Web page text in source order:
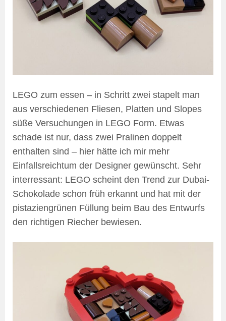
LEGO zum essen – in Schritt zwei stapelt man
aus verschiedenen Fliesen, Platten und Slopes
süße Versuchungen in LEGO Form. Etwas
schade ist nur, dass zwei Pralinen doppelt
enthalten sind – hier hätte ich mir mehr
Einfallsreichtum der Designer gewünscht. Sehr
interressant: LEGO scheint den Trend zur Dubai-
Schokolade schon früh erkannt und hat mit der
pistaziengrünen Füllung beim Bau des Entwurfs
den richtigen Riecher bewiesen.